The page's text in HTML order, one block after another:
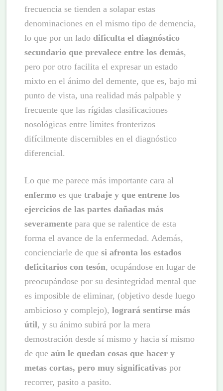
frecuencia se tienden a solapar estas
denominaciones en el mismo tipo de demencia,
lo que por un lado dificulta el diagnóstico
secundario que prevalece entre los demás,
pero por otro facilita el expresar un estado
mixto en el ánimo del demente, que es, bajo mi
punto de vista, una realidad más palpable y
frecuente que las rígidas clasificaciones
nosológicas entre límites fronterizos
difícilmente discernibles en el diagnóstico
diferencial.
Lo que me parece más importante cara al
enfermo es que trabaje y que entrene los
ejercicios de las partes dañadas más
severamente para que se ralentice de esta
forma el avance de la enfermedad. Además,
concienciarle de quesi afronta los estados
deficitarios con tesón, ocupándose en lugar de
preocupándose por su desintegridad mental que
es imposible de eliminar, (objetivo desde luego
ambicioso y complejo),logrará sentirse más
útil, y su ánimo subirá por la mera
demostración desde sí mismo y hacia sí mismo
de queaún le quedan cosas que hacer y
metas cortas, pero muy significativas por
recorrer, pasito a pasito.